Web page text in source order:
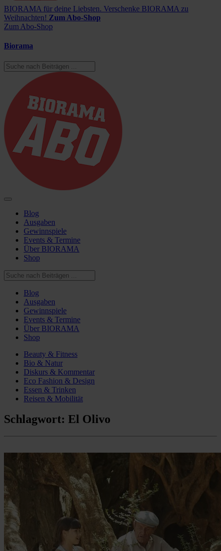
BIORAMA für deine Liebsten. Verschenke BIORAMA zu
Weihnachten! Zum Abo-Shop
Zum Abo-Shop
Biorama
Blog
Ausgaben
Gewinnspiele
Events & Termine
Über BIORAMA
Shop
Blog
Ausgaben
Gewinnspiele
Events & Termine
Über BIORAMA
Shop
Beauty & Fitness
Bio & Natur
Diskurs & Kommentar
Eco Fashion & Design
Essen & Trinken
Reisen & Mobilität
Schlagwort: El Olivo